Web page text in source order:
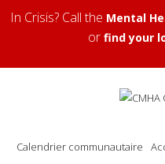
In Crisis? Call the Mental
or find your
Calendrier communautaire